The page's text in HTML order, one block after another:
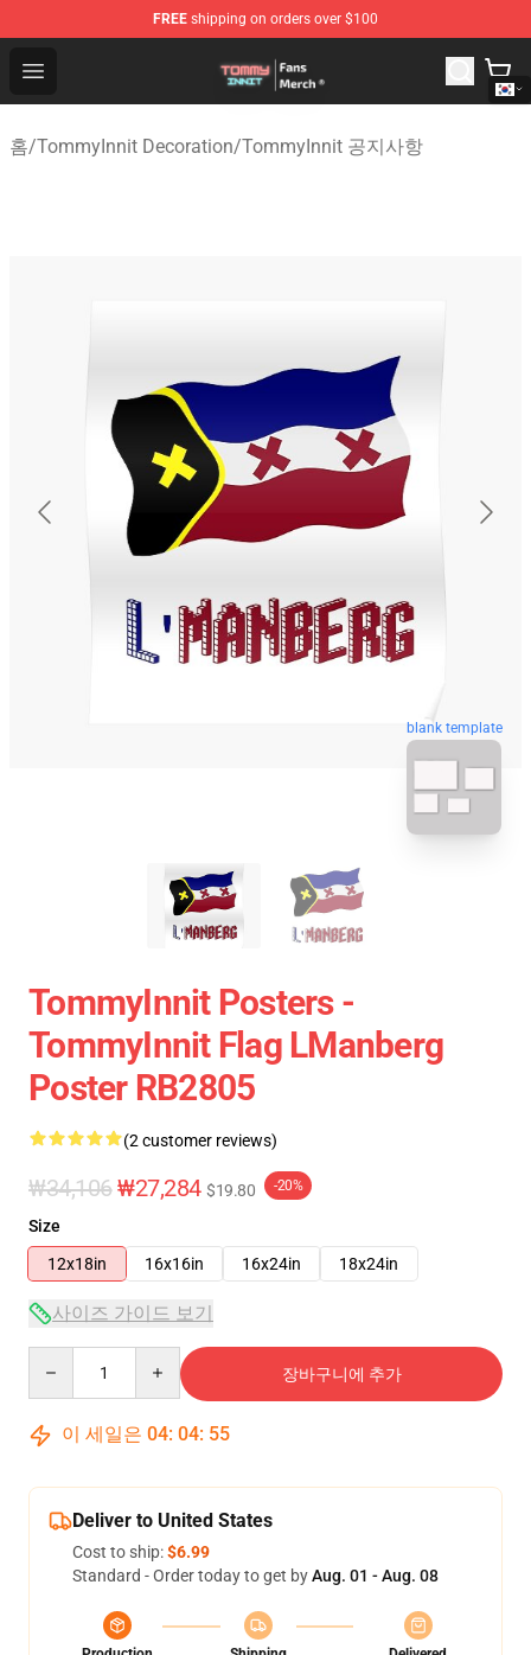
FREE shipping on orders over $100
Open menu
TommyInnit Store - Official TommyInnit Merchandise
홈/TommyInnit Decoration/TommyInnit 공지사항
blank template
TommyInnit Posters -
TommyInnit Flag LManberg
Poster RB2805
(2 customer reviews)
₩34,106₩27,284 $19.80 -20%
Size
12x18in
16x16in 16x24in 18x24in
사이즈 가이드 보기
장바구니에 추가
이 세일은 04: 04: 54
Deliver to United States
Cost to ship:$6.99
Standard - Order today to get byAug. 01 - Aug. 08